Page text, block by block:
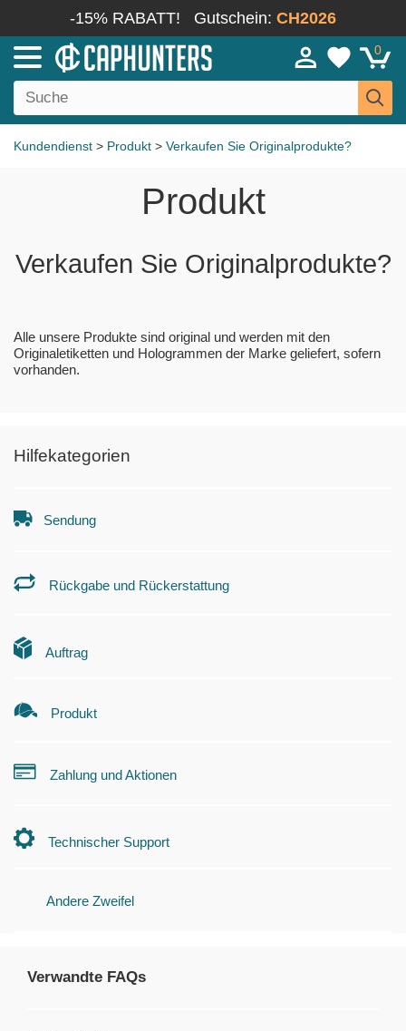
-15% RABATT! Gutschein: CH2026
0
Kundendienst > Produkt > Verkaufen Sie Originalprodukte?
Produkt
Verkaufen Sie Originalprodukte?
Alle unsere Produkte sind original und werden mit den
Originaletiketten und Hologrammen der Marke geliefert, sofern
vorhanden.
Hilfekategorien
Sendung
Rückgabe und Rückerstattung
Auftrag
Produkt
Zahlung und Aktionen
Technischer Support
Andere Zweifel
Verwandte FAQs